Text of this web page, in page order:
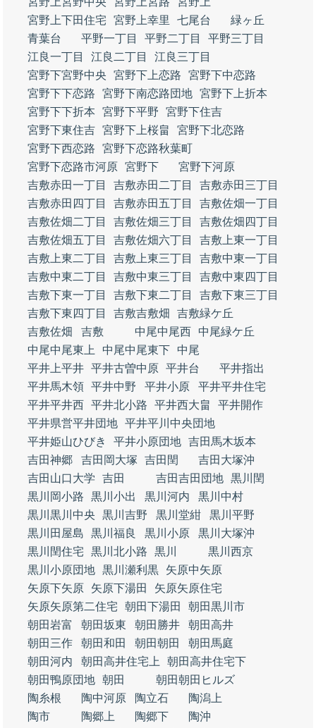
宮野上下田住宅
宮野上幸里 七尾台
緑ヶ丘
青葉台
平野一丁目 平野二丁目
平野三丁目
江良一丁目
江良二丁目
江良三丁目
宮野下宮野中央
宮野下上恋路
宮野下中恋路
宮野下下恋路
宮野下南恋路団地 宮野下上折本
宮野下下折本
宮野下平野
宮野下住吉
宮野下東住吉 宮野下上桜畠
宮野下北恋路
宮野下西恋路
宮野下恋路秋葉町
宮野下恋路市河原 宮野下
宮野下河原
吉敷赤田一丁目
吉敷赤田二丁目
吉敷赤田三丁目
吉敷赤田四丁目
吉敷赤田五丁目
吉敷佐畑一丁目
吉敷佐畑二丁目
吉敷佐畑三丁目
吉敷佐畑四丁目
吉敷佐畑五丁目
吉敷佐畑六丁目
吉敷上東一丁目
吉敷上東二丁目
吉敷上東三丁目
吉敷中東一丁目
吉敷中東二丁目
吉敷中東三丁目
吉敷中東四丁目
吉敷下東一丁目
吉敷下東二丁目
吉敷下東三丁目
吉敷下東四丁目
吉敷吉敷畑
吉敷緑ケ丘
吉敷佐畑
吉敷 中尾中尾西
中尾緑ケ丘
中尾中尾東上
中尾中尾東下
中尾
平井上平井 平井古曽中原 平井台
平井指出
平井馬木領 平井中野 平井小原
平井平井住宅
平井平井西 平井北小路 平井西大畠
平井開作
平井県営平井団地 平井平川中央団地
平井姫山ひびき
平井小原団地 吉田馬木坂本
吉田神郷
吉田岡大塚 吉田閏
吉田大塚沖
吉田山口大学
吉田 吉田吉田団地 黒川閏
黒川岡小路
黒川小出 黒川河内
黒川中村
黒川黒川中央
黒川吉野 黒川堂紺
黒川平野
黒川田屋島
黒川福良 黒川小原
黒川大塚沖
黒川閏住宅
黒川北小路 黒川
黒川西京
黒川小原団地 黒川瀬利黒
矢原中矢原
矢原下矢原
矢原下湯田
矢原矢原住宅
矢原矢原第二住宅
朝田下湯田
朝田黒川市
朝田岩富
朝田坂東 朝田勝井
朝田高井
朝田三作
朝田和田 朝田朝田
朝田馬庭
朝田河内
朝田高井住宅上
朝田高井住宅下
朝田鴨原団地 朝田
朝田朝田ヒルズ
陶糸根
陶中河原 陶立石
陶潟上
陶市
陶郷上 陶郷下
陶沖